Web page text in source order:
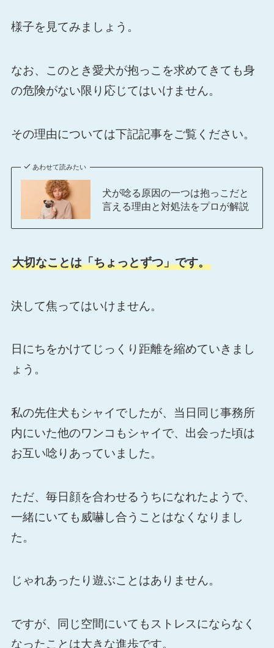
様子を見てみましょう。
なお、このとき愛犬が抱っこを求めてきても身
の危険がない限り応じてはいけません。
その理由については下記記事をご覧ください。
あわせて読みたい
犬が唸る原因の一つは抱っこだと
言える理由と対処法をプロが解説
大切なことは「ちょっとずつ」です。
決して焦ってはいけません。
日にちをかけてじっくり距離を縮めていきまし
ょう。
私の先住犬もシャイでしたが、当日同じ事務所
内にいた他のワンコもシャイで、出会った頃は
お互い唸りあっていました。
ただ、毎日顔を合わせるうちになれたようで、
一緒にいても威嚇し合うことはなくなりまし
た。
じゃれあったり遊ぶことはありません。
ですが、同じ空間にいてもストレスにならなく
なったことは大きな進歩です。